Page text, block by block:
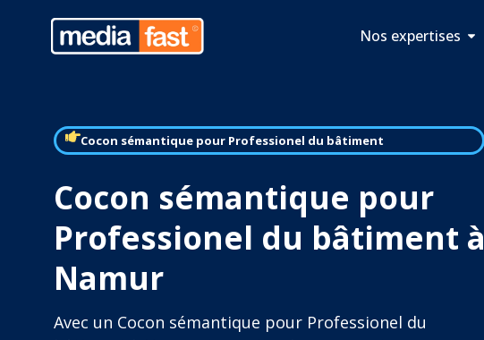
Nos expertises
Cocon sémantique pour Professionel du bâtiment
Cocon sémantique pour
Professionel du bâtiment à
Namur
Avec un Cocon sémantique pour Professionel du